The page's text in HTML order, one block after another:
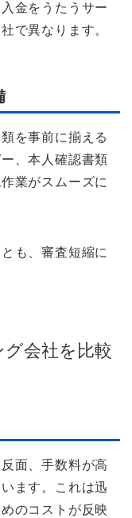
金をうたうサー
で異なります。
を事前に揃える
、本人確認書類
業がスムーズに
も、審査短縮に
会社を比較
面、手数料が高
ます。これは迅
のコストが反映